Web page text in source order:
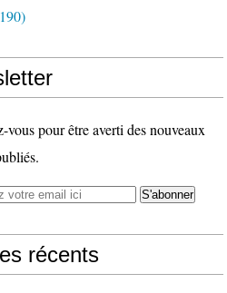
vous pour être averti des nouveaux
récents